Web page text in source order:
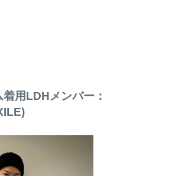
着用LDHメンバー：